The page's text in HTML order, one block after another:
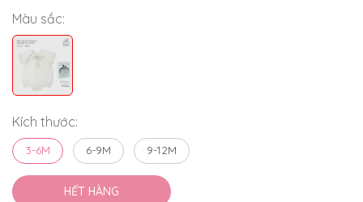
Màu sắc:
Kích thước:
3-6M 6-9M 9-12M
HẾT HÀNG